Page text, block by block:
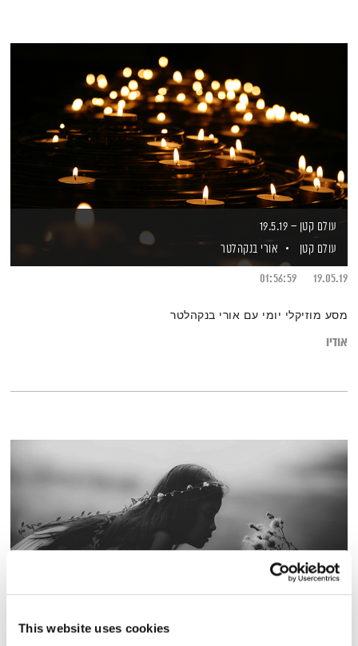
This website uses cookies
עולם קטן – 19.5.19
עולם קטן
אורי בנקהלטר
19.05.19
01:56:59
מסע מוזיקלי יומי עם אורי בנקהלטר
אודיו